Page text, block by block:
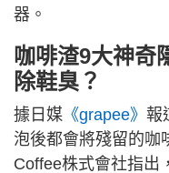
器。
咖啡渣9大神奇
除鞋臭？
據日媒 《grapee》 報
泡後都會將殘留的咖
Coffee株式會社指出